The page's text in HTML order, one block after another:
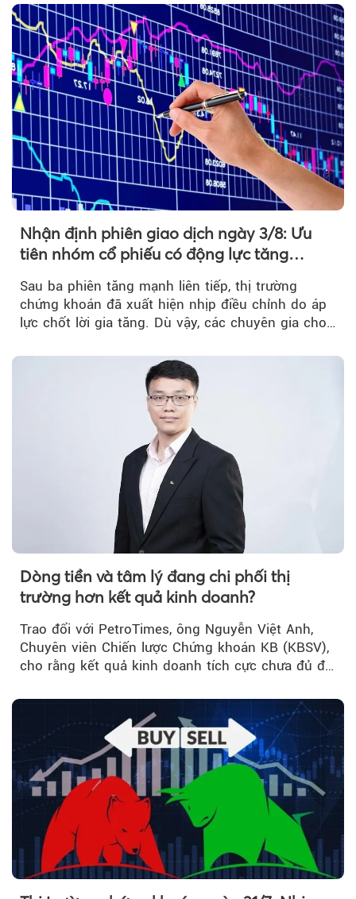
Nhận định phiên giao dịch ngày 3/8: Ưu
tiên nhóm cổ phiếu có động lực tăng
Sau ba phiên tăng mạnh liên tiếp, thị trường
chứng khoán đã xuất hiện nhịp điều chỉnh do áp
lực chốt lời gia tăng. Dù vậy, các chuyên gia cho
Dòng tiền và tâm lý đang chi phối thị
trường hơn kết quả kinh doanh?
Trao đổi với PetroTimes, ông Nguyễn Việt Anh,
Chuyên viên Chiến lược Chứng khoán KB (KBSV),
cho rằng kết quả kinh doanh tích cực chưa đủ để